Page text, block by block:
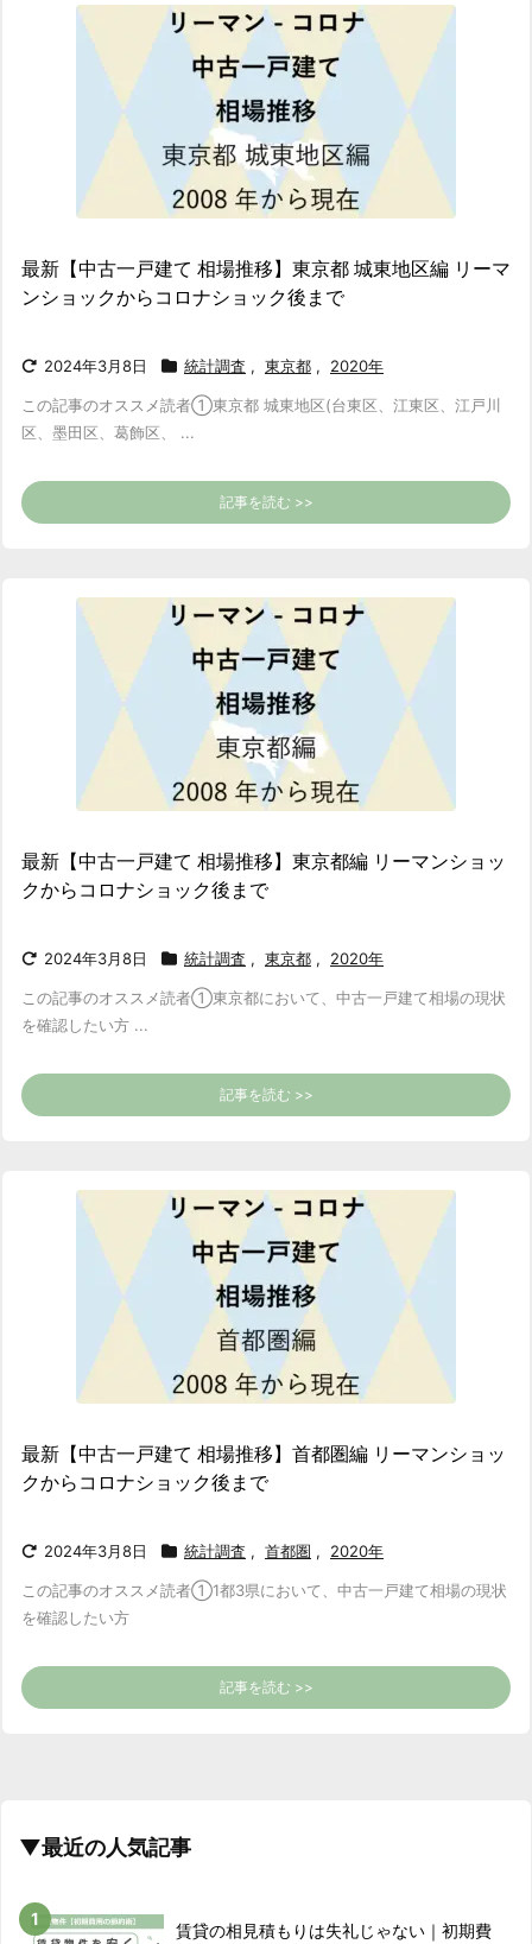
最新【中古一戸建て 相場推移】東京都 城東地区編 リーマ
ンショックからコロナショック後まで
2024年3月8日 統計調査 , 東京都 , 2020年
この記事のオススメ読者①東京都 城東地区(台東区、江東区、江戸川
区、墨田区、葛飾区、 ...
記事を読む >>
最新【中古一戸建て 相場推移】東京都編 リーマンショッ
クからコロナショック後まで
2024年3月8日 統計調査 , 東京都 , 2020年
この記事のオススメ読者①東京都において、中古一戸建て相場の現状
を確認したい方 ...
記事を読む >>
最新【中古一戸建て 相場推移】首都圏編 リーマンショッ
クからコロナショック後まで
2024年3月8日 統計調査 , 首都圏 , 2020年
この記事のオススメ読者①1都3県において、中古一戸建て相場の現状
を確認したい方
記事を読む >>
▼最近の人気記事
賃貸の相見積もりは失礼じゃない｜初期費